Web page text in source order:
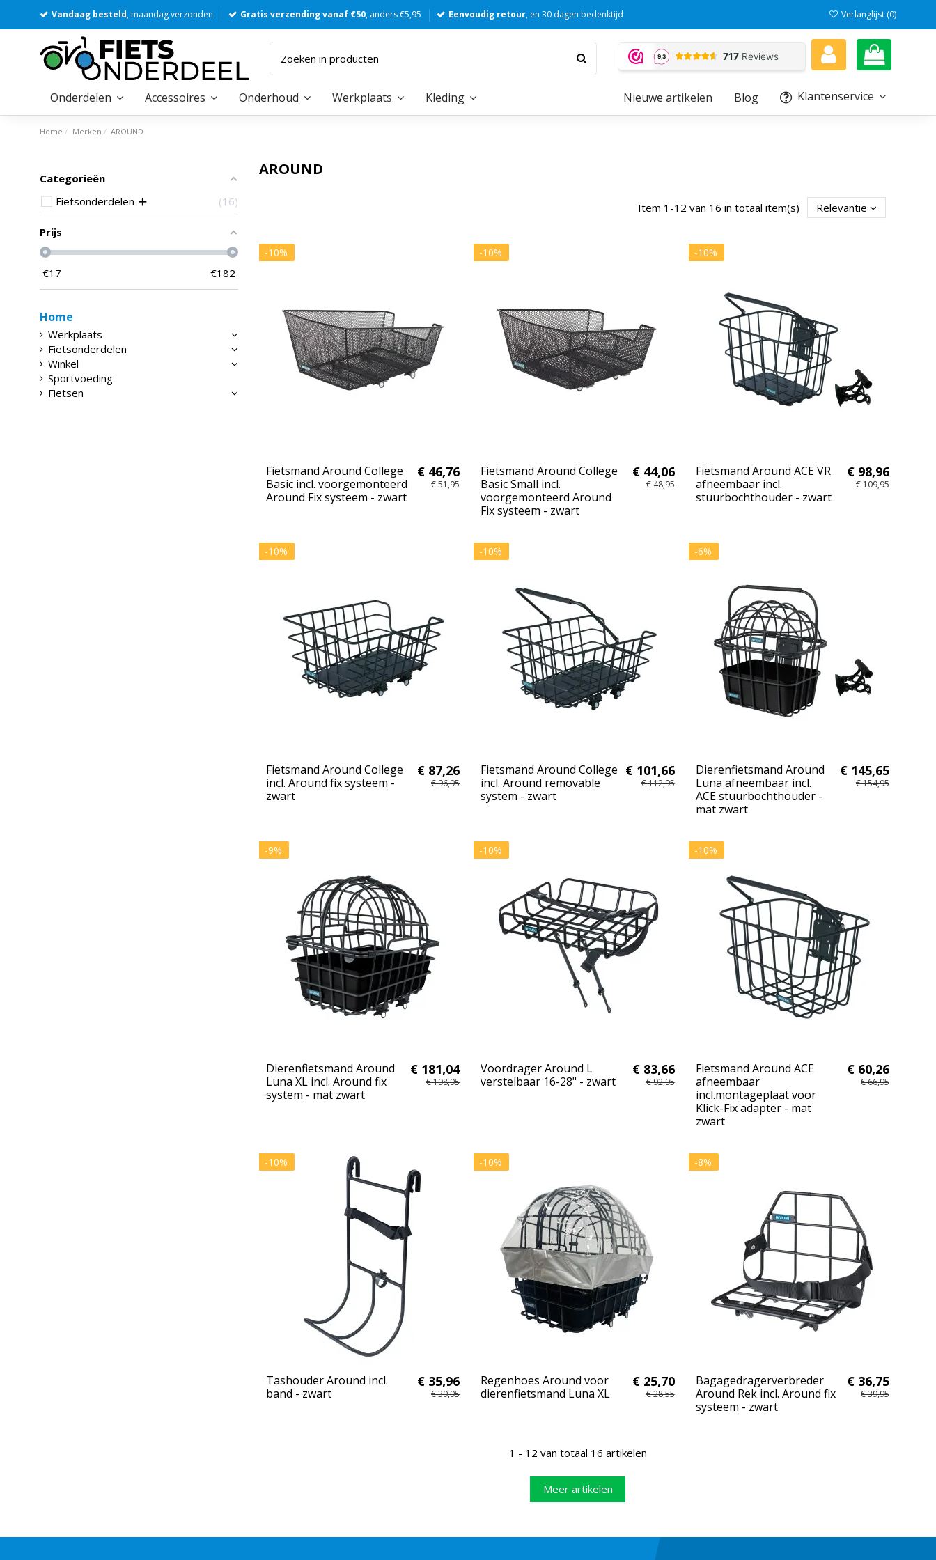
Vandaag besteld, maandag verzonden Gratis verzending vanaf €50, anders €5,95 Eenvoudig retour, en 30 dagen bedenktijd Verlanglijst (0)
Onderdelen Accessoires Onderhoud Werkplaats Kleding Klantenservice
Blog
Nieuwe artikelen
Home Merken AROUND
AROUND
Item 1-12 van 16 in totaal item(s) Relevantie
-10%
Fietsmand Around College
Basic incl. voorgemonteerd
Around Fix systeem - zwart
€ 46,76
€ 51,95
-10%
Fietsmand Around College
Basic Small incl.
voorgemonteerd Around
Fix systeem - zwart
€ 44,06
€ 48,95
-10%
Fietsmand Around ACE VR
afneembaar incl.
stuurbochthouder - zwart
€ 98,96
€ 109,95
-10%
Fietsmand Around College
incl. Around fix systeem -
zwart
€ 87,26
€ 96,95
-10%
Fietsmand Around College
incl. Around removable
system - zwart
€ 101,66
€ 112,95
-6%
Dierenfietsmand Around
Luna afneembaar incl.
ACE stuurbochthouder -
mat zwart
€ 145,65
€ 154,95
-9%
Dierenfietsmand Around
Luna XL incl. Around fix
system - mat zwart
€ 181,04
€ 198,95
-10%
Voordrager Around L
verstelbaar 16-28" - zwart
€ 83,66
€ 92,95
-10%
Fietsmand Around ACE
afneembaar
incl.montageplaat voor
Klick-Fix adapter - mat
zwart
€ 60,26
€ 66,95
-10%
Tashouder Around incl.
band - zwart
€ 35,96
€ 39,95
-10%
Regenhoes Around voor
dierenfietsmand Luna XL
€ 25,70
€ 28,55
-8%
Bagagedragerverbreder
Around Rek incl. Around fix
systeem - zwart
€ 36,75
€ 39,95
1 - 12 van totaal 16 artikelen
Meer artikelen
Categorieën
Fietsonderdelen
16
Prijs
€17 €182
Home
Werkplaats
Fietsonderdelen
Winkel
Sportvoeding
Fietsen